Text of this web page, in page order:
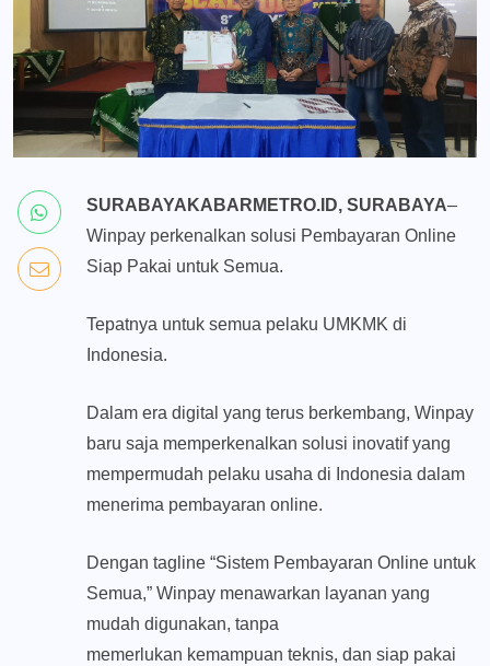
SURABAYAKABARMETRO.ID, SURABAYA–
Winpay perkenalkan solusi Pembayaran Online
Siap Pakai untuk Semua.
Tepatnya untuk semua pelaku UMKMK di
Indonesia.
Dalam era digital yang terus berkembang, Winpay
baru saja memperkenalkan solusi inovatif yang
mempermudah pelaku usaha di Indonesia dalam
menerima pembayaran online.
Dengan tagline “Sistem Pembayaran Online untuk
Semua,” Winpay menawarkan layanan yang
mudah digunakan, tanpa
memerlukan kemampuan teknis, dan siap pakai